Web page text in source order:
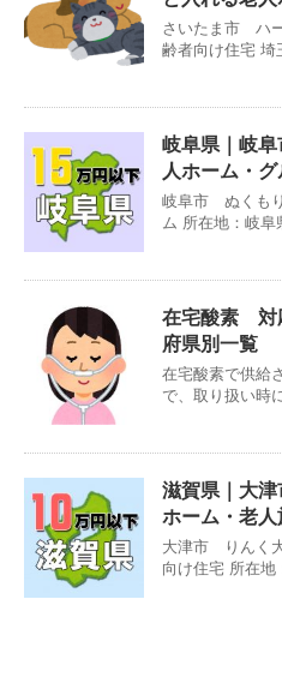
さいたま市 ハ
齢者向け住宅 埼
岐阜県｜岐
人ホーム・
岐阜市 ぬくも
ム 所在地：岐阜
在宅酸素 対
府県別一覧
在宅酸素で供給
で、取り扱い時
滋賀県｜大
ホーム・老
大津市 りんく
向け住宅 所在地